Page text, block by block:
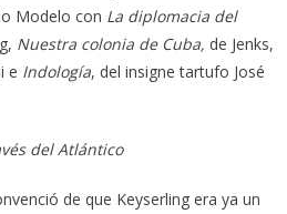
Modelo con La diplomacia del
Nuestra colonia de Cuba, de Jenks,
e Indología, del insigne tartufo José
del Atlántico
de que Keyserling era ya un